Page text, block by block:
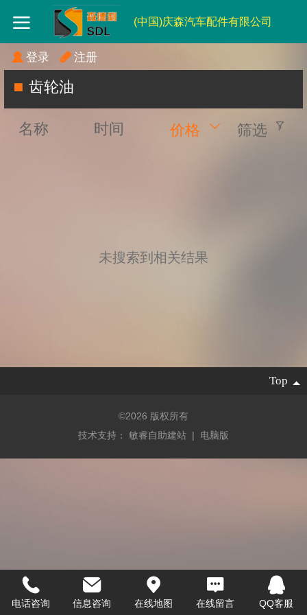
(中国)庆森汽车配件有限公司
登录 注册
齿轮油
名称 时间 价格 筛选
未搜索到相关结果
Top
©2026 版权所有
技术支持： 敏睿自助建站 | 电脑版
电话咨询 信息咨询 在线地图 在线留言 QQ客服